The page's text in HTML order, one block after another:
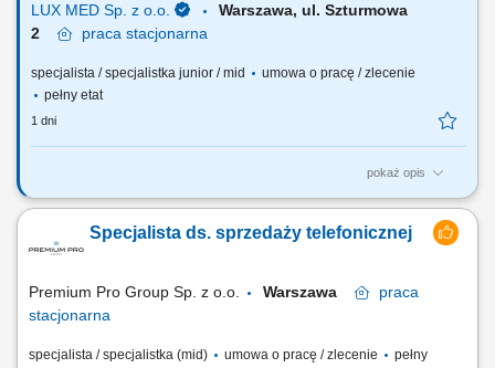
LUX MED Sp. z o.o.
Warszawa, ul. Szturmowa
2
praca stacjonarna
specjalista / specjalistka junior / mid
umowa o pracę / zlecenie
pełny etat
1 dni
pokaż opis
Twoją rolą będzie: prowadzenie rozmów sprzedażowych (telefon + e-
mail) z Klientami zainteresowanymi ofertą LUX MED, diagnozowanie
potrzeb i dopasowanie najlepszego rozwiązania (pakiety medyczne,
usługi dodatkowe), domykanie sprzedaży i dbanie o wysoką jakość
Specjalista ds. sprzedaży telefonicznej
Premium Pro Group Sp. z o.o. Warszawa
praca
stacjonarna
specjalista / specjalistka (mid) umowa o pracę / zlecenie
pełny